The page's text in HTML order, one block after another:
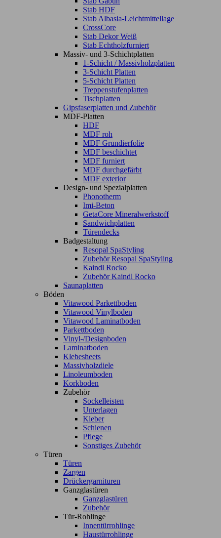
Stab HDF
Stab Albasia-Leichtmittellage
CrossCore
Stab Dekor Weiß
Stab Echtholzfurniert
Massiv- und 3-Schichtplatten
1-Schicht / Massivholzplatten
3-Schicht Platten
5-Schicht Platten
Treppenstufenplatten
Tischplatten
Gipsfaserplatten und Zubehör
MDF-Platten
HDF
MDF roh
MDF Grundierfolie
MDF beschichtet
MDF furniert
MDF durchgefärbt
MDF exterior
Design- und Spezialplatten
Phonotherm
Imi-Beton
GetaCore Mineralwerkstoff
Sandwichplatten
Türendecks
Badgestaltung
Resopal SpaStyling
Zubehör Resopal SpaStyling
Kaindl Rocko
Zubehör Kaindl Rocko
Saunaplatten
Böden
Vitawood Parkettboden
Vitawood Vinylboden
Vitawood Laminatboden
Parkettboden
Vinyl-/Designboden
Laminatboden
Klebesheets
Massivholzdiele
Linoleumboden
Korkboden
Zubehör
Sockelleisten
Unterlagen
Kleber
Schienen
Pflege
Sonstiges Zubehör
Türen
Türen
Zargen
Drückergarnituren
Ganzglastüren
Ganzglastüren
Zubehör
Tür-Rohlinge
Innentürrohlinge
Haustürrohlinge